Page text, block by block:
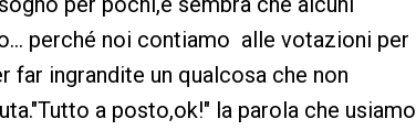
perché noi contiamo alle votazioni per
far ingrandite un qualcosa che non
a posto,ok!" la parola che usiamo